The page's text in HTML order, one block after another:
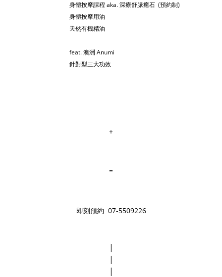
身體按摩課程 aka. 深療舒脈癒石 (預約制)
身體按摩用油
天然有機精油
feat. 澳洲 Anumi
針對型三大功效
+
=
即刻預約 07-5509226
|
|
|